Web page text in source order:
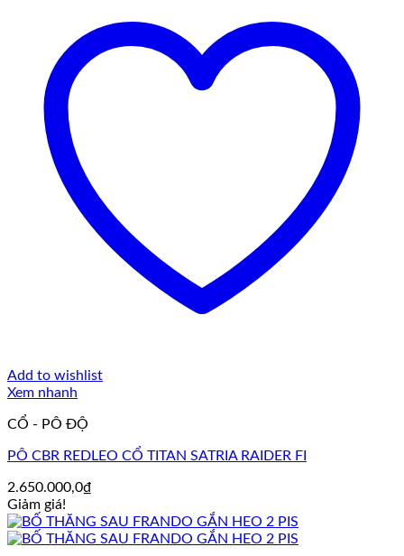
Add to wishlist
Xem nhanh
CỔ - PÔ ĐỘ
PÔ CBR REDLEO CỔ TITAN SATRIA RAIDER FI
2.650.000,0₫
Giảm giá!